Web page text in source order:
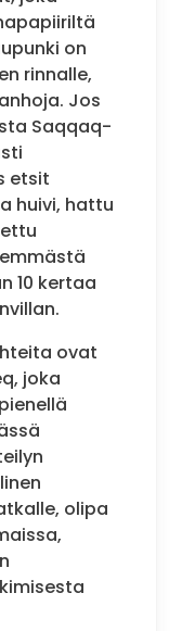
on
rinnalle,
Jos
Saqqaq-
etsit
huivi, hattu
10 kertaa
ovat
joka
olipa